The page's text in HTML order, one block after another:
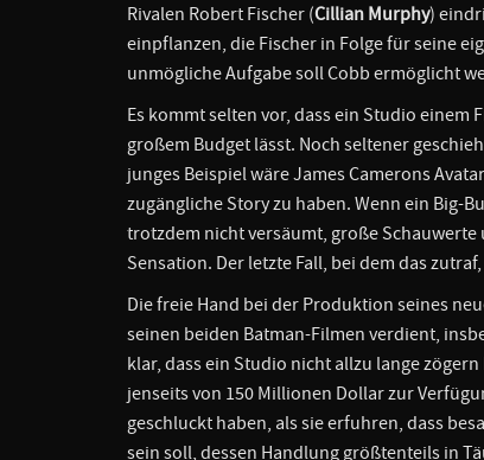
Rivalen Robert Fischer (Cillian Murphy)
einpflanzen, die Fischer in Folge für seine
unmögliche Aufgabe soll Cobb ermöglicht
Es kommt selten vor, dass ein Studio
großem Budget lässt. Noch seltener
junges Beispiel wäre James Camerons
zugängliche Story zu haben. Wenn ein Big-
trotzdem nicht versäumt, große
Sensation. Der letzte Fall, bei dem das
Die freie Hand bei der Produktion seines
seinen beiden Batman-Filmen verdient,
klar, dass ein Studio nicht allzu lange
jenseits von 150 Millionen Dollar zur
geschluckt haben, als sie erfuhren, dass
sein soll, dessen Handlung größtenteils in